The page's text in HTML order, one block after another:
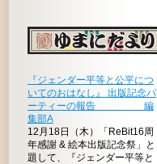
『ジェンダー平等と公平につ
いてのおはなし』 出版記念パ
ーティーの報告 編
集部A
12月18日（木）「ReBit16周
年感謝 & 絵本出版記念祭」と
題して、『ジェンダー平等と